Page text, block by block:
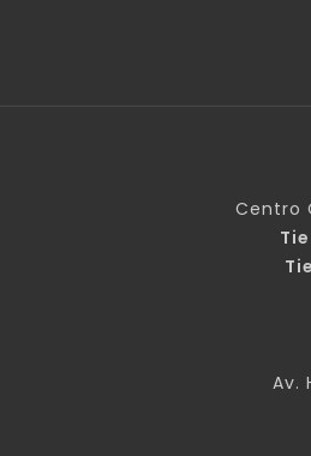
Centro
Av.